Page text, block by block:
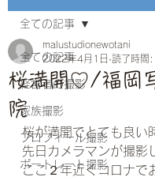
全ての記事
経営者の撮影
家族撮影
プロフィール撮影
ポートレート撮影
全ての記事
桜満開♡/福岡
院
malustudionewotani
2022年4月1日 読了時間
桜が満開でとても良い
先日カメラマンが撮影
ここ２年近くコロナで